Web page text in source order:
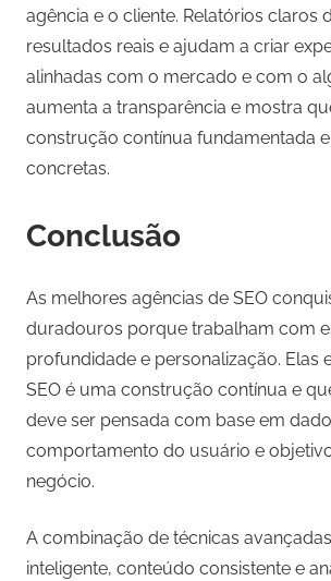
agência e o cliente. Relatórios claros
resultados reais e ajudam a criar
alinhadas com o mercado e com o
aumenta a transparência e mostra
construção contínua fundamentada
concretas.
Conclusão
As melhores agências de SEO
duradouros porque trabalham com
profundidade e personalização. Elas
SEO é uma construção contínua e
deve ser pensada com base em
comportamento do usuário e
negócio.
A combinação de técnicas
inteligente, conteúdo consistente e